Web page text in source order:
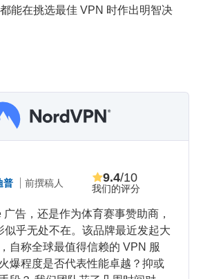
能在挑选最佳 VPN 时作出明智决
普 前撰稿人 我们的评分
9.4/10
告，还是作为体育赛事赞助商，
似乎无处不在。该品牌最近发起大
自称全球最值得信赖的 VPN 服
爆程度是否代表性能卓越？抑或